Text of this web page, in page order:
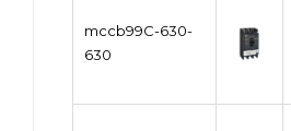
mccb99C-630-
630